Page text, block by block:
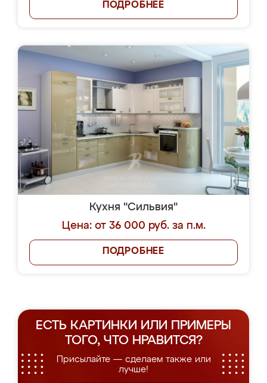
ПОДРОБНЕЕ
Кухня "Сильвия"
Цена: от 36 000 руб. за п.м.
ПОДРОБНЕЕ
ЕСТЬ КАРТИНКИ ИЛИ ПРИМЕРЫ
ТОГО, ЧТО НРАВИТСЯ?
Присылайте — сделаем также или
лучше!